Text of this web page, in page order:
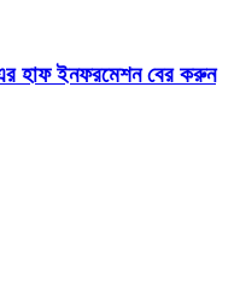
হাফ ইনফরমেশন বের করুন